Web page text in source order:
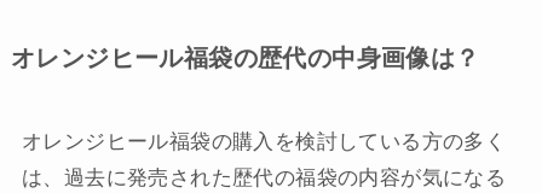
オレンジヒール福袋の歴代の中身画像は？
オレンジヒール福袋の購入を検討している方の多く
は、過去に発売された歴代の福袋の内容が気になる